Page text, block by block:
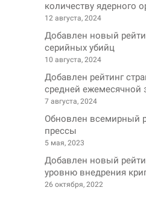
количеству ядерного
12 августа, 2024
Добавлен новый
серийных убийц
10 августа, 2024
Добавлен рейтинг
средней ежемесячной
7 августа, 2024
Обновлен всемирный
прессы
5 мая, 2023
Добавлен новый
уровню внедрения
26 октября, 2022